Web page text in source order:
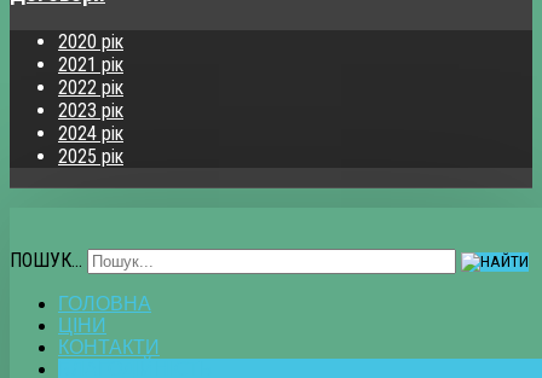
2020 рік
2021 рік
2022 рік
2023 рік
2024 рік
2025 рік
ПОШУК...
ГОЛОВНА
ЦІНИ
КОНТАКТИ